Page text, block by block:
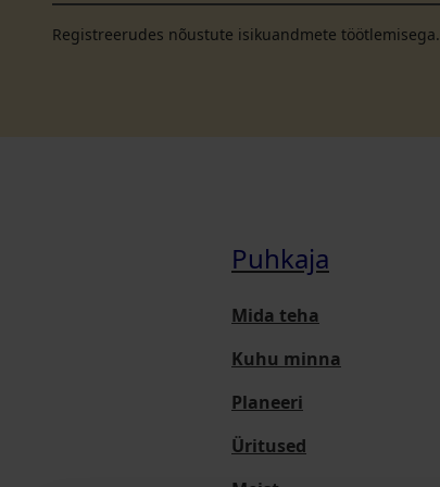
Registreerudes nõustute isikuandmete töötlemisega.
Puhkaja
Mida teha
Kuhu minna
Planeeri
Üritused